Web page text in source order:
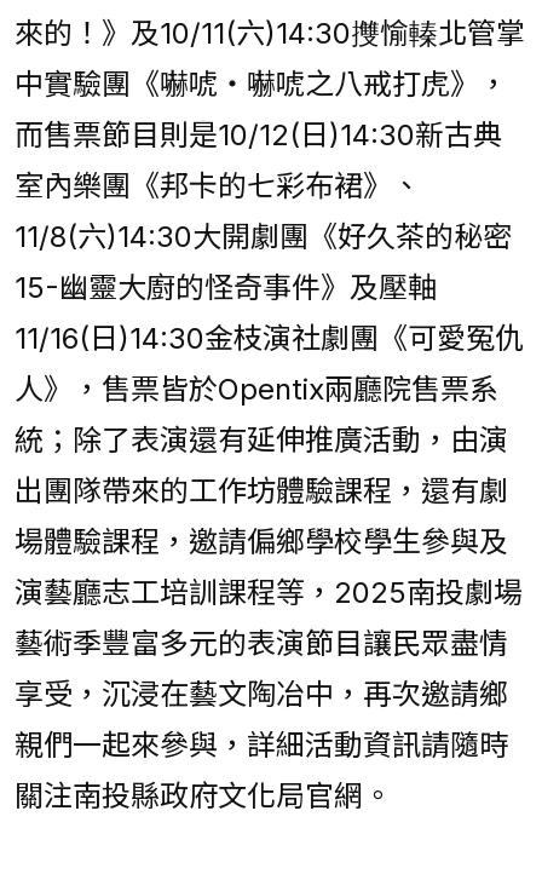
來的！》及10/11(六)14:30㩳愉轃北管掌
中實驗團《嚇唬‧嚇唬之八戒打虎》，
而售票節目則是10/12(日)14:30新古典
室內樂團《邦卡的七彩布裙》、
11/8(六)14:30大開劇團《好久茶的秘密
15-幽靈大廚的怪奇事件》及壓軸
11/16(日)14:30金枝演社劇團《可愛冤仇
人》，售票皆於Opentix兩廳院售票系
統；除了表演還有延伸推廣活動，由演
出團隊帶來的工作坊體驗課程，還有劇
場體驗課程，邀請偏鄉學校學生參與及
演藝廳志工培訓課程等，2025南投劇場
藝術季豐富多元的表演節目讓民眾盡情
享受，沉浸在藝文陶冶中，再次邀請鄉
親們一起來參與，詳細活動資訊請隨時
關注南投縣政府文化局官網。